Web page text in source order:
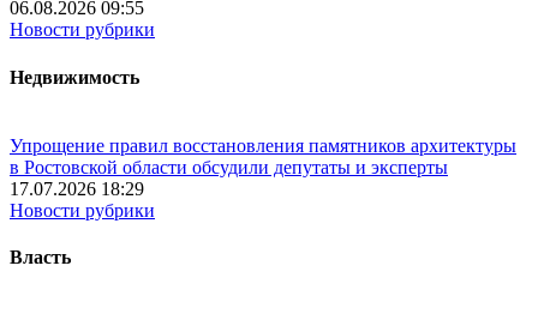
06.08.2026 09:55
Новости рубрики
Недвижимость
Упрощение правил восстановления памятников архитектуры
в Ростовской области обсудили депутаты и эксперты
17.07.2026 18:29
Новости рубрики
Власть